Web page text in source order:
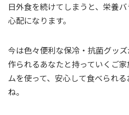
日外食を続けてしまうと、栄養
心配になります。
今は色々便利な保冷・抗菌グッズ
作られるあなたと持っていくご
ムを使って、安心して食べられ
ね。